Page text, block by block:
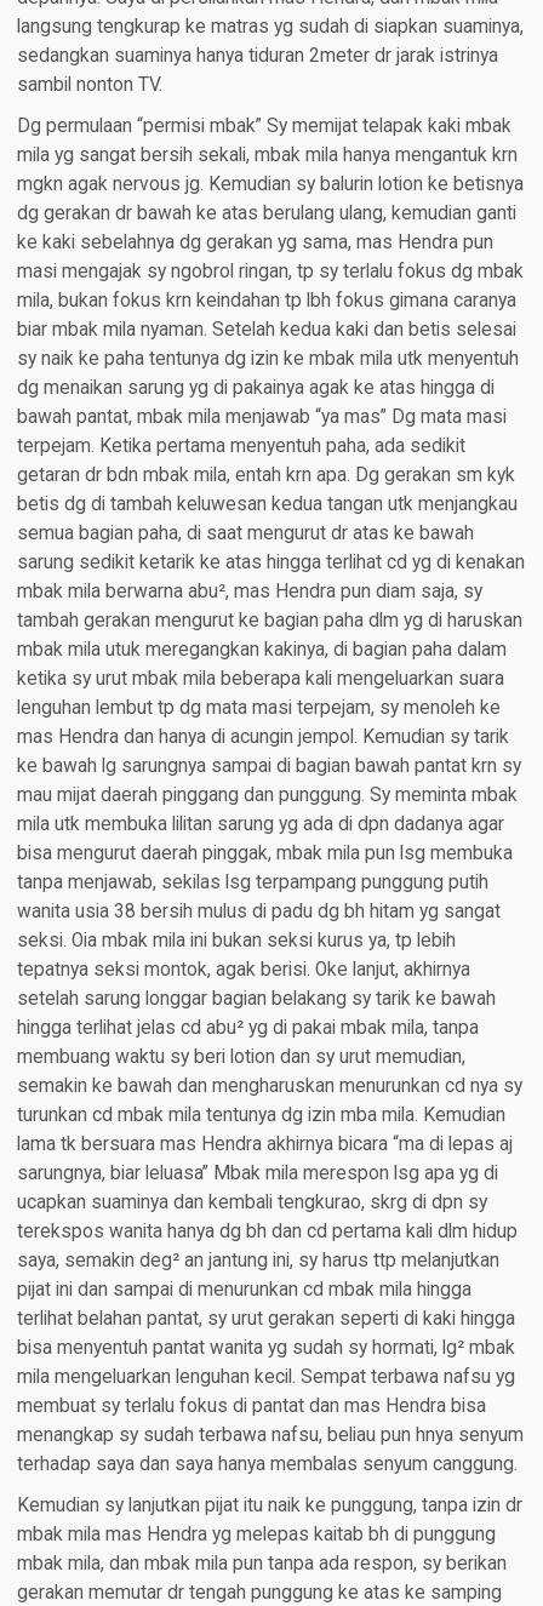
langsung tengkurap ke matras yg sudah di siapkan suaminya,
sedangkan suaminya hanya tiduran 2meter dr jarak istrinya
sambil nonton TV.
Dg permulaan “permisi mbak” Sy memijat telapak kaki mbak
mila yg sangat bersih sekali, mbak mila hanya mengantuk krn
mgkn agak nervous jg. Kemudian sy balurin lotion ke betisnya
dg gerakan dr bawah ke atas berulang ulang, kemudian ganti
ke kaki sebelahnya dg gerakan yg sama, mas Hendra pun
masi mengajak sy ngobrol ringan, tp sy terlalu fokus dg mbak
mila, bukan fokus krn keindahan tp lbh fokus gimana caranya
biar mbak mila nyaman. Setelah kedua kaki dan betis selesai
sy naik ke paha tentunya dg izin ke mbak mila utk menyentuh
dg menaikan sarung yg di pakainya agak ke atas hingga di
bawah pantat, mbak mila menjawab “ya mas” Dg mata masi
terpejam. Ketika pertama menyentuh paha, ada sedikit
getaran dr bdn mbak mila, entah krn apa. Dg gerakan sm kyk
betis dg di tambah keluwesan kedua tangan utk menjangkau
semua bagian paha, di saat mengurut dr atas ke bawah
sarung sedikit ketarik ke atas hingga terlihat cd yg di kenakan
mbak mila berwarna abu², mas Hendra pun diam saja, sy
tambah gerakan mengurut ke bagian paha dlm yg di haruskan
mbak mila utuk meregangkan kakinya, di bagian paha dalam
ketika sy urut mbak mila beberapa kali mengeluarkan suara
lenguhan lembut tp dg mata masi terpejam, sy menoleh ke
mas Hendra dan hanya di acungin jempol. Kemudian sy tarik
ke bawah lg sarungnya sampai di bagian bawah pantat krn sy
mau mijat daerah pinggang dan punggung. Sy meminta mbak
mila utk membuka lilitan sarung yg ada di dpn dadanya agar
bisa mengurut daerah pinggak, mbak mila pun lsg membuka
tanpa menjawab, sekilas lsg terpampang punggung putih
wanita usia 38 bersih mulus di padu dg bh hitam yg sangat
seksi. Oia mbak mila ini bukan seksi kurus ya, tp lebih
tepatnya seksi montok, agak berisi. Oke lanjut, akhirnya
setelah sarung longgar bagian belakang sy tarik ke bawah
hingga terlihat jelas cd abu² yg di pakai mbak mila, tanpa
membuang waktu sy beri lotion dan sy urut memudian,
semakin ke bawah dan mengharuskan menurunkan cd nya sy
turunkan cd mbak mila tentunya dg izin mba mila. Kemudian
lama tk bersuara mas Hendra akhirnya bicara “ma di lepas aj
sarungnya, biar leluasa” Mbak mila merespon lsg apa yg di
ucapkan suaminya dan kembali tengkurao, skrg di dpn sy
terekspos wanita hanya dg bh dan cd pertama kali dlm hidup
saya, semakin deg² an jantung ini, sy harus ttp melanjutkan
pijat ini dan sampai di menurunkan cd mbak mila hingga
terlihat belahan pantat, sy urut gerakan seperti di kaki hingga
bisa menyentuh pantat wanita yg sudah sy hormati, lg² mbak
mila mengeluarkan lenguhan kecil. Sempat terbawa nafsu yg
membuat sy terlalu fokus di pantat dan mas Hendra bisa
menangkap sy sudah terbawa nafsu, beliau pun hnya senyum
terhadap saya dan saya hanya membalas senyum canggung.
Kemudian sy lanjutkan pijat itu naik ke punggung, tanpa izin dr
mbak mila mas Hendra yg melepas kaitab bh di punggung
mbak mila, dan mbak mila pun tanpa ada respon, sy berikan
gerakan memutar dr tengah punggung ke atas ke samping